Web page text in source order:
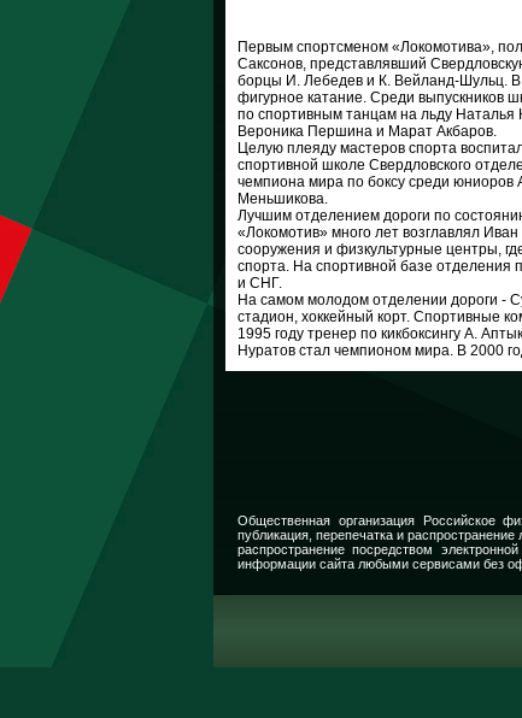
Первым спортсменом «Локомотива»,
Саксонов, представлявший
борцы И. Лебедев и К. Вейланд-Шульц. В
фигурное катание. Среди выпускников
по спортивным танцам на льду
Вероника Першина и Марат Акбаров.
Целую плеяду мастеров спорта
спортивной школе Свердловского
чемпиона мира по боксу среди
Меньшикова.
Лучшим отделением дороги по
«Локомотив» много лет возглавлял
сооружения и физкультурные центры,
спорта. На спортивной базе отделения
и СНГ.
На самом молодом отделении дороги -
стадион, хоккейный корт. Спортивные
1995 году тренер по кикбоксингу А.
Нуратов стал чемпионом мира. В 2000
Общественная организация Российское
публикация, перепечатка и
распространение посредством
информации сайта любыми сервисами без